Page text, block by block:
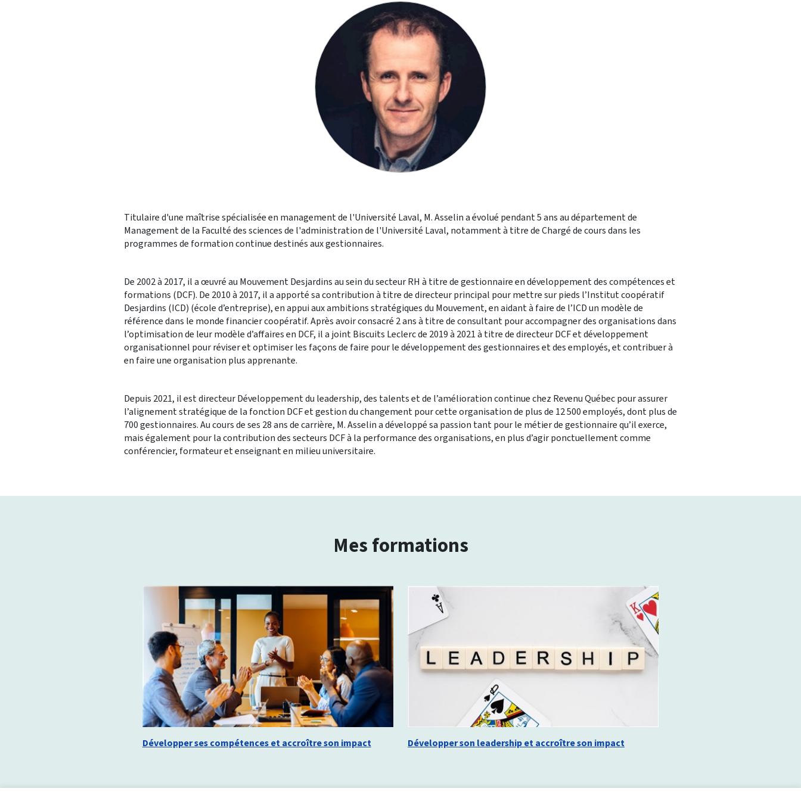
Titulaire d'une maîtrise spécialisée en management de l'Université Laval, M. Asselin a évolué pendant 5 ans au département de
Management de la Faculté des sciences de l'administration de l'Université Laval, notamment à titre de Chargé de cours dans les
programmes de formation continue destinés aux gestionnaires.
De 2002 à 2017, il a œuvré au Mouvement Desjardins au sein du secteur RH à titre de gestionnaire en développement des compétences et
formations (DCF). De 2010 à 2017, il a apporté sa contribution à titre de directeur principal pour mettre sur pieds l’Institut coopératif
Desjardins (ICD) (école d’entreprise), en appui aux ambitions stratégiques du Mouvement, en aidant à faire de l’ICD un modèle de
référence dans le monde financier coopératif. Après avoir consacré 2 ans à titre de consultant pour accompagner des organisations dans
l’optimisation de leur modèle d’affaires en DCF, il a joint Biscuits Leclerc de 2019 à 2021 à titre de directeur DCF et développement
organisationnel pour réviser et optimiser les façons de faire pour le développement des gestionnaires et des employés, et contribuer à
en faire une organisation plus apprenante.
Depuis 2021, il est directeur Développement du leadership, des talents et de l’amélioration continue chez Revenu Québec pour assurer
l’alignement stratégique de la fonction DCF et gestion du changement pour cette organisation de plus de 12 500 employés, dont plus de
700 gestionnaires. Au cours de ses 28 ans de carrière, M. Asselin a développé sa passion tant pour le métier de gestionnaire qu’il exerce,
mais également pour la contribution des secteurs DCF à la performance des organisations, en plus d’agir ponctuellement comme
conférencier, formateur et enseignant en milieu universitaire.
Mes formations
Développer ses compétences et accroître son impact Développer son leadership et accroître son impact